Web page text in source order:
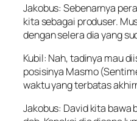
Jakobus: Sebenarnya
kita sebagai produser.
dengan selera dia yang
Kubil: Nah, tadinya mau
posisinya Masmo
waktu yang terbatas
Jakobus: David kita bawa